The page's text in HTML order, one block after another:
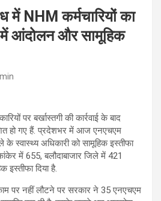
में NHM कर्मचारियों का
में आंदोलन और सामूहिक
पर बर्खास्तगी की कार्रवाई के बाद
हो गए हैं. प्रदेशभर में आज एनएचएम
स्वास्थ्य अधिकारी को सामूहिक इस्तीफा
में 655, बलौदाबाजार जिले में 421
इस्तीफा दिया है.
पर नहीं लौटने पर सरकार ने 35 एनएचएम